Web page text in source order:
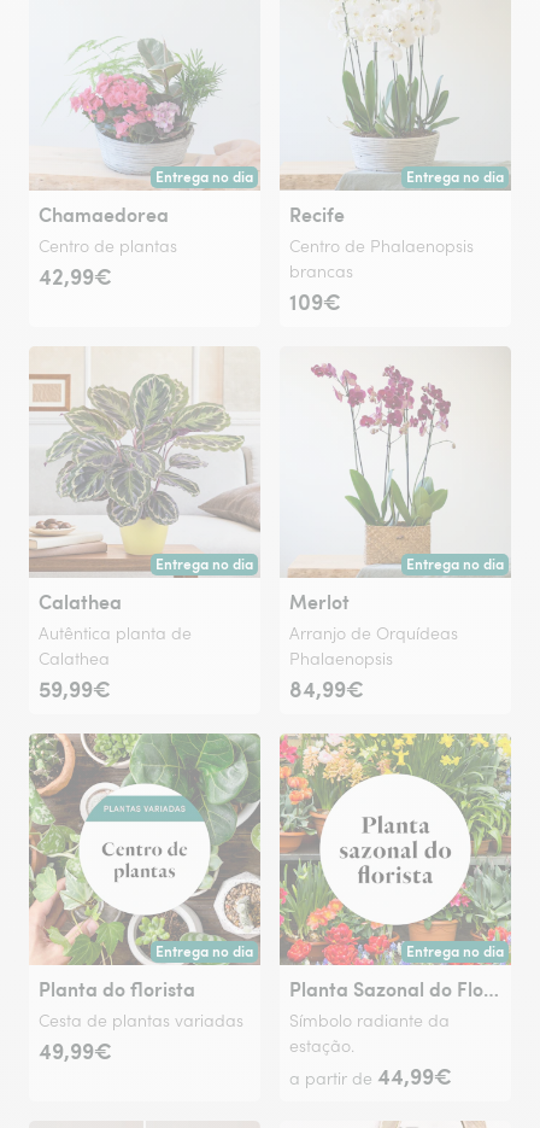
Entrega no dia
Entrega hoje ou na data à tua escolha.
Chamaedorea
Centro de plantas
42,99€
Entrega no dia
Entrega hoje ou na
Recife
Centro de Phalaenopsis
brancas
109€
Entrega no dia
Entrega hoje ou na data à tua escolha.
Calathea
Autêntica planta de
Calathea
59,99€
Entrega no dia
Entrega hoje ou na
Merlot
Arranjo de Orquídeas
Phalaenopsis
84,99€
Entrega no dia
Entrega hoje ou na data à tua escolha.
Planta do florista
Cesta de plantas variadas
49,99€
Entrega no dia
Entrega hoje ou na
Planta Sazonal do Florista
Símbolo radiante da
estação.
a partir de 44,99€